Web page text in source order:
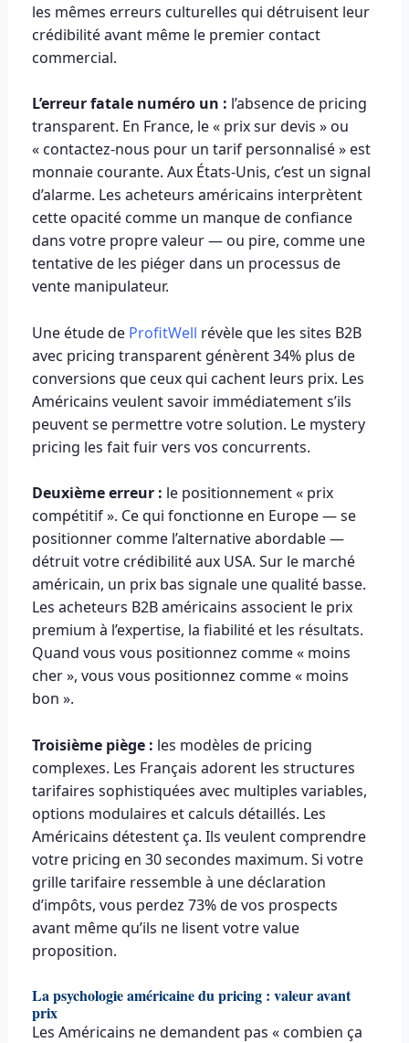
les mêmes erreurs culturelles qui détruisent leur
crédibilité avant même le premier contact
commercial.
L’erreur fatale numéro un : l’absence de pricing
transparent. En France, le « prix sur devis » ou
« contactez-nous pour un tarif personnalisé » est
monnaie courante. Aux États-Unis, c’est un signal
d’alarme. Les acheteurs américains interprètent
cette opacité comme un manque de confiance
dans votre propre valeur — ou pire, comme une
tentative de les piéger dans un processus de
vente manipulateur.
Une étude de ProfitWell révèle que les sites B2B
avec pricing transparent génèrent 34% plus de
conversions que ceux qui cachent leurs prix. Les
Américains veulent savoir immédiatement s’ils
peuvent se permettre votre solution. Le mystery
pricing les fait fuir vers vos concurrents.
Deuxième erreur : le positionnement « prix
compétitif ». Ce qui fonctionne en Europe — se
positionner comme l’alternative abordable —
détruit votre crédibilité aux USA. Sur le marché
américain, un prix bas signale une qualité basse.
Les acheteurs B2B américains associent le prix
premium à l’expertise, la fiabilité et les résultats.
Quand vous vous positionnez comme « moins
cher », vous vous positionnez comme « moins
bon ».
Troisième piège : les modèles de pricing
complexes. Les Français adorent les structures
tarifaires sophistiquées avec multiples variables,
options modulaires et calculs détaillés. Les
Américains détestent ça. Ils veulent comprendre
votre pricing en 30 secondes maximum. Si votre
grille tarifaire ressemble à une déclaration
d’impôts, vous perdez 73% de vos prospects
avant même qu’ils ne lisent votre value
proposition.
La psychologie américaine du pricing : valeur avant
prix
Les Américains ne demandent pas « combien ça